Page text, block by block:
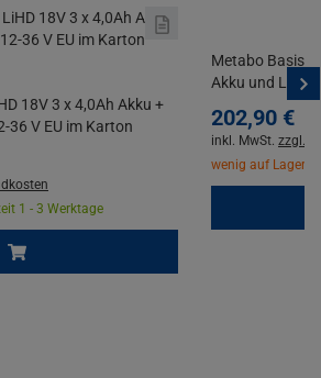
18V 3 x 4,0Ah Akku +
36 V EU im Karton
1 - 3 Werktage
Metabo Basis-
Akku und
202,90 €
inkl. MwSt. zzgl.
wenig auf Lager |